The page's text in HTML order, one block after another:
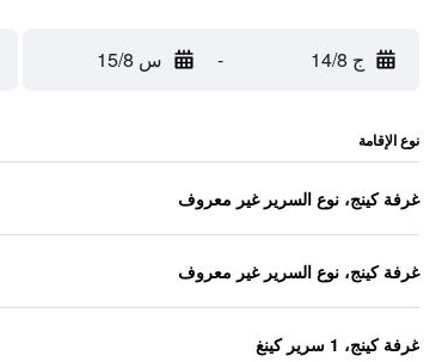
ج 14/8 - س 15/8
نوع الإقامة
غرفة كينج، نوع السرير غير معروف
غرفة كينج، نوع السرير غير معروف
غرفة كينج، 1 سرير كينغ